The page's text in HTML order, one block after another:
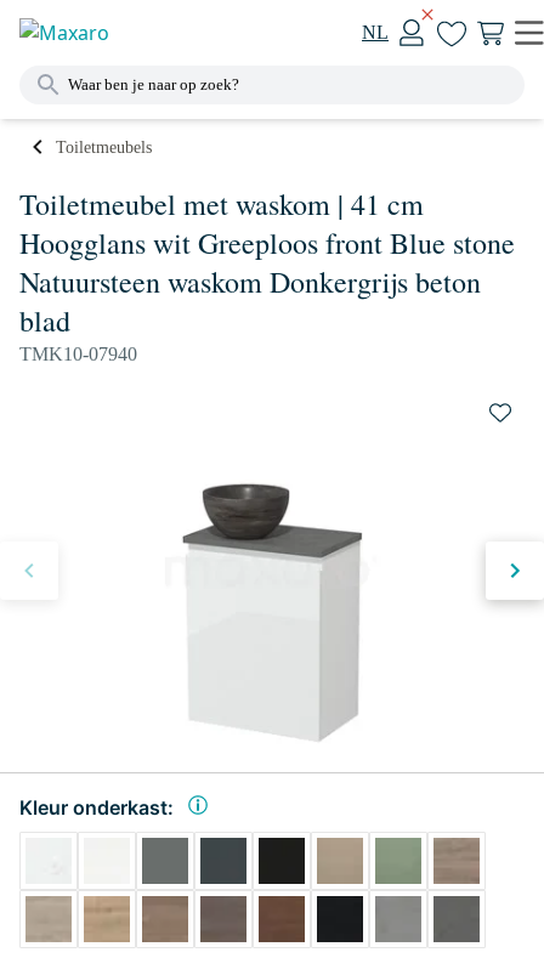
NL
Toiletmeubels
Toiletmeubel met waskom | 41 cm
Hoogglans wit Greeploos front Blue stone
Natuursteen waskom Donkergrijs beton
blad
TMK10-07940
Kleur onderkast: